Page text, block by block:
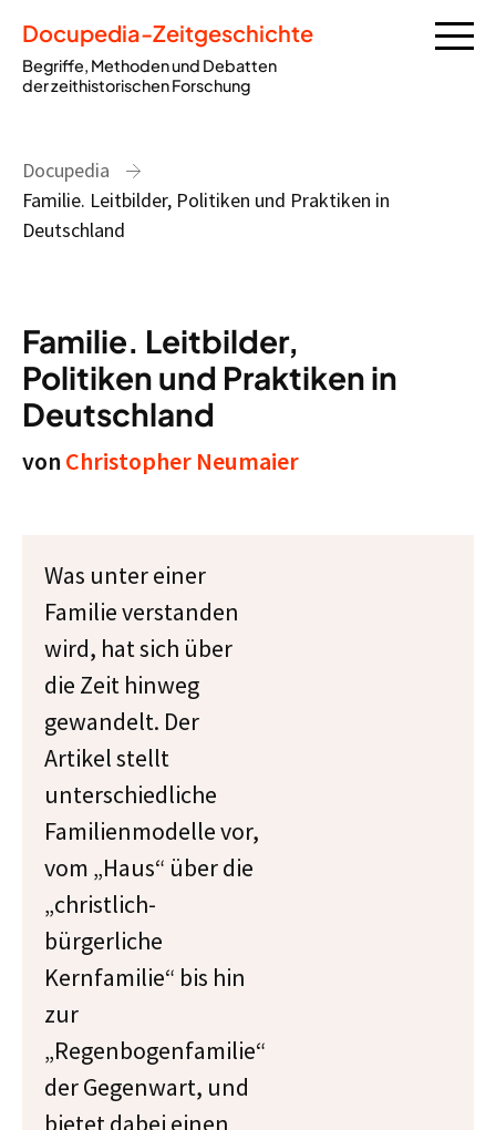
Docupedia-Zeitgeschichte
Begriffe, Methoden und Debatten
der zeithistorischen Forschung
Docupedia
Familie. Leitbilder, Politiken und Praktiken in
Deutschland
Familie. Leitbilder,
Politiken und Praktiken in
Deutschland
von Christopher Neumaier
Was unter einer
Familie verstanden
wird, hat sich über
die Zeit hinweg
gewandelt. Der
Artikel stellt
unterschiedliche
Familienmodelle vor,
vom „Haus“ über die
„christlich-
bürgerliche
Kernfamilie“ bis hin
zur
„Regenbogenfamilie“
der Gegenwart, und
bietet dabei einen